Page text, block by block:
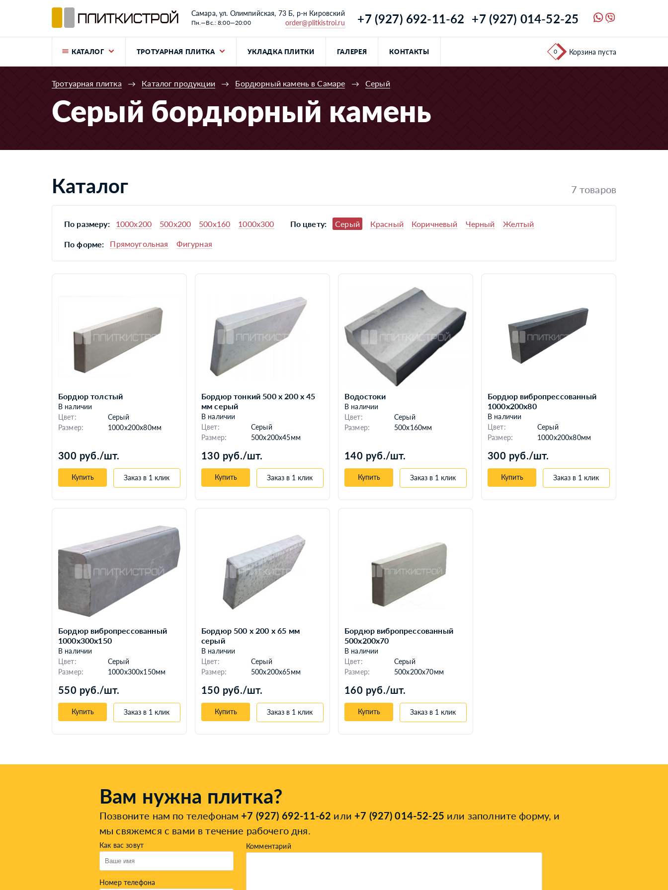
Самара, ул. Олимпийская, 73 Б, р-н Кировский
Пн.—Вс.: 8:00—20:00 order@plitkistroi.ru +7 (927) 692-11-62 +7 (927) 014-52-25
КАТАЛОГ ТРОТУАРНАЯ ПЛИТКА УКЛАДКА ПЛИТКИ ГАЛЕРЕЯ КОНТАКТЫ 0 Корзина пуста
Тротуарная плитка → Каталог продукции → Бордюрный камень в Самаре → Серый
Серый бордюрный камень
Каталог 7 товаров
По размеру: 1000x200 500x200 500x160 1000x300 По цвету: Серый Красный Коричневый Черный Желтый
По форме: Прямоугольная Фигурная
Бордюр толстый
В наличии
Цвет:
Серый
Размер:
1000x200x80мм
300 руб./шт.
Купить Заказ в 1 клик
Бордюр тонкий 500 х 200 х 45
мм серый
В наличии
Цвет:
Серый
Размер:
500x200x45мм
130 руб./шт.
Купить Заказ в 1 клик
Водостоки
В наличии
Цвет:
Серый
Размер:
500x160мм
140 руб./шт.
Купить Заказ в 1 клик
Бордюр вибропрессованный
1000х200х80
В наличии
Цвет:
Серый
Размер:
1000x200x80мм
300 руб./шт.
Купить Заказ в 1 клик
Бордюр вибропрессованный
1000x300x150
В наличии
Цвет:
Серый
Размер:
1000x300x150мм
550 руб./шт.
Купить Заказ в 1 клик
Бордюр 500 х 200 х 65 мм
серый
В наличии
Цвет:
Серый
Размер:
500x200x65мм
150 руб./шт.
Купить Заказ в 1 клик
Бордюр вибропрессованный
500x200x70
В наличии
Цвет:
Серый
Размер:
500x200x70мм
160 руб./шт.
Купить Заказ в 1 клик
Вам нужна плитка?
Позвоните нам по телефонам +7 (927) 692-11-62 или +7 (927) 014-52-25 или заполните форму, и
мы свяжемся с вами в течение рабочего дня.
Как вас зовут
Номер телефона
Комментарий